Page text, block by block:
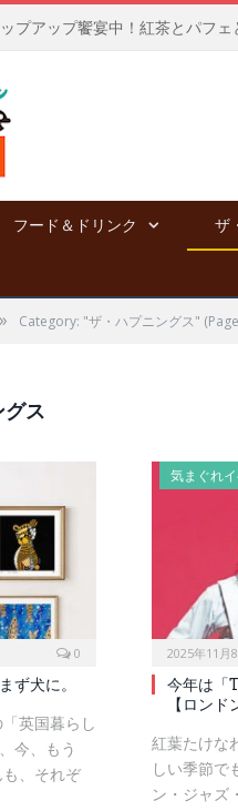
フード＆ドリンク ザ
» Category: "ザ・ハプニングス"
ス
0
ず犬に。
英国暮らし
今、もう
、それぞ
気まぐれ
2025年11月
今年は「
【ロン
紅葉たけな
しい季節
ン・ジャズ